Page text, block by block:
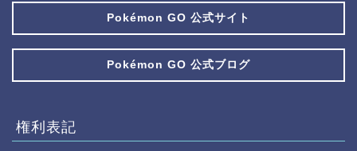
Pokémon GO 公式サイト
Pokémon GO 公式ブログ
権利表記